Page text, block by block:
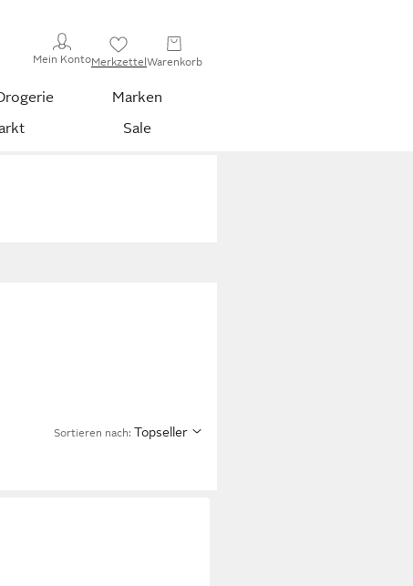
Mein KontoMerkzettelWarenkorb
Marken
Sale
Sortieren nach: Topseller